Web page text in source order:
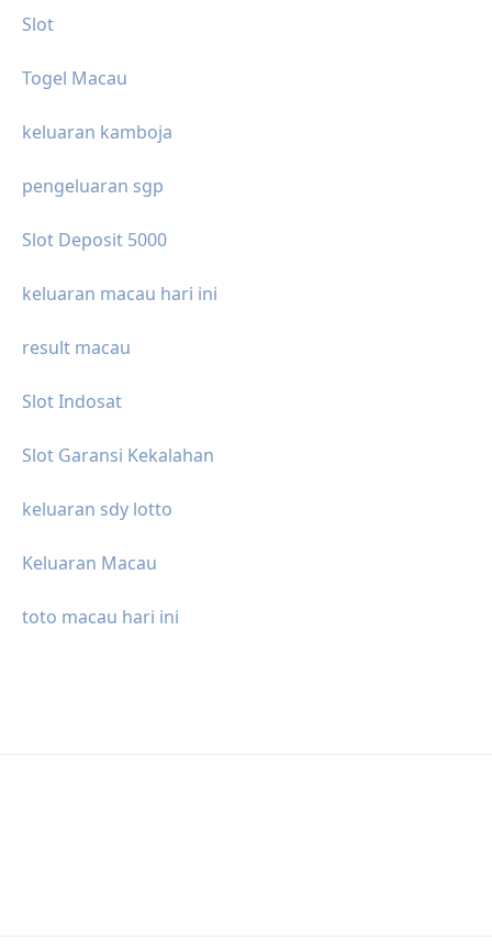
Slot
Togel Macau
keluaran kamboja
pengeluaran sgp
Slot Deposit 5000
keluaran macau hari ini
result macau
Slot Indosat
Slot Garansi Kekalahan
keluaran sdy lotto
Keluaran Macau
toto macau hari ini